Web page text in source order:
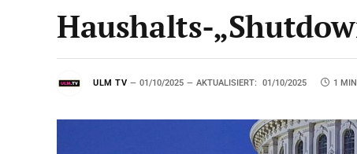
Haushalts-
ULM TV 01/10/2025 AKTUALISIERT: 01/10/2025 1